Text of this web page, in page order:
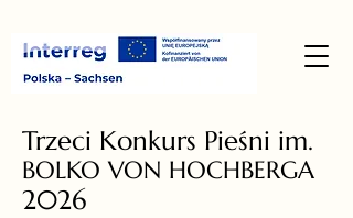
Trzeci Konkurs Pieśni im.
BOLKO VON HOCHBERGA
2026